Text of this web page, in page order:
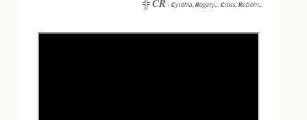
╬CR -Cynthia, Rogery... Cross, Reborn...